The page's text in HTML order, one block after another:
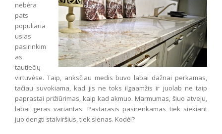
nebėra
pats
populiaria
usias
pasirinkim
as
tautiečių
virtuvėse. Taip, anksčiau medis buvo labai dažnai perkamas,
tačiau suvokiama, kad jis ne toks ilgaamžis ir juolab ne taip
paprastai prižiūrimas, kaip kad akmuo. Marmumas, šiuo atveju,
labai geras variantas. Pastarasis pasirenkamas tiek siekiant
juo dengti stalviršius, tiek sienas. Kodėl?